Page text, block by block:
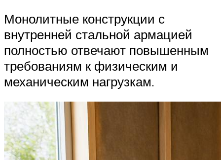
Монолитные конструкции с
внутренней стальной армацией
полностью отвечают повышенным
требованиям к физическим и
механическим нагрузкам.